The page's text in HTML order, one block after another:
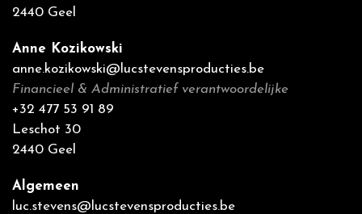
2440 Geel
Anne Kozikowski
anne.kozikowski@lucstevensproducties.be
Financieel & Administratief verantwoordelijke
+32 477 53 91 89
Leschot 30
2440 Geel
Algemeen
luc.stevens@lucstevensproducties.be